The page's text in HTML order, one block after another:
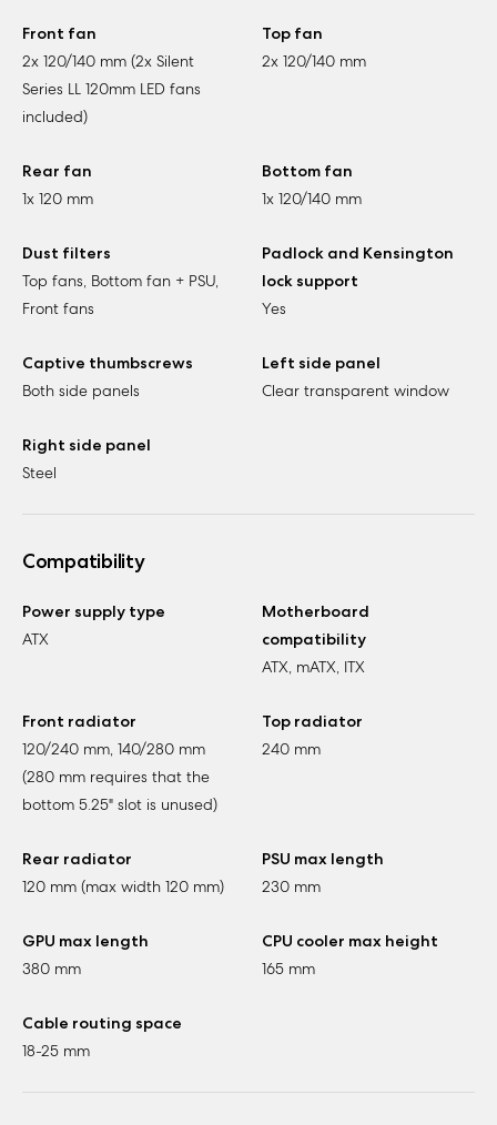
Front fan
2x 120/140 mm (2x Silent
Series LL 120mm LED fans
included)
Top fan
2x 120/140 mm
Rear fan
1x 120 mm
Bottom fan
1x 120/140 mm
Dust filters
Top fans, Bottom fan + PSU,
Front fans
Padlock and Kensington
lock support
Yes
Captive thumbscrews
Both side panels
Left side panel
Clear transparent window
Right side panel
Steel
Compatibility
Power supply type
ATX
Motherboard
compatibility
ATX, mATX, ITX
Front radiator
120/240 mm, 140/280 mm
(280 mm requires that the
bottom 5.25" slot is unused)
Top radiator
240 mm
Rear radiator
120 mm (max width 120 mm)
PSU max length
230 mm
GPU max length
380 mm
CPU cooler max height
165 mm
Cable routing space
18-25 mm